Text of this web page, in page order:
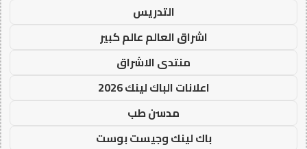
التدريس
اشراق العالم عالم كبير
منتدى الاشراق
اعلانات الباك لينك 2026
مدسن طب
باك لينك وجيست بوست